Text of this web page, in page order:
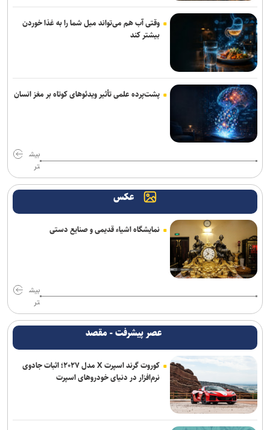
وقتی آب هم می‌تواند میل شما را به غذا خوردن
بیشتر کند
پشت‌پرده علمی تأثیر ویدئو‌های کوتاه بر مغز انسان
بیش
تر
عکس
نمایشگاه اشیاء قدیمی و صنایع دستی
بیش
تر
عصر پیشرفت - مقصد
کوروت گرند اسپرت X مدل ۲۰۲۷؛ اثبات جادوی
نرم‌افزار در دنیای خودروهای اسپرت